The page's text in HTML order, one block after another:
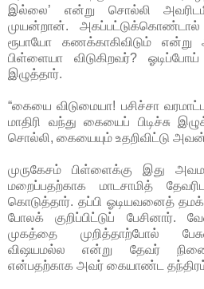
இல்லை’ என்று சொல்லி
முயன்றான்.
ரூபாயோ கணக்காகிவிடும்
பிள்ளையா விடுகிறவர்?
இழுத்தார்.
“கையை விடுமையா! பசிச்சா
மாதிரி வந்து கையைப் பிடிச்சு
சொல்லி, கையையும் உதறிவிட்டு
முருகேசம் பிள்ளைக்கு இது
மறைப்பதற்காக மாடசாமித்
கொடுத்தார். தப்பி ஓடியவனைத்
போலக் குறிப்பிட்டுப் பேசினார்.
முகத்தை முறித்தாற்போல்
விஷயமல்ல என்று தேவர்
என்பதற்காக அவர் கையாண்ட